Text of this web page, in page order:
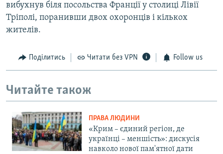
вибухнув біля посольства Франції у столиці Лівії
Тріполі, поранивши двох охоронців і кількох
жителів.
Поділитись Читати без VPN Follow us
Читайте також
ПРАВА ЛЮДИНИ
«Крим – єдиний регіон, де
українці – меншість»: дискусія
навколо нової пам'ятної дати